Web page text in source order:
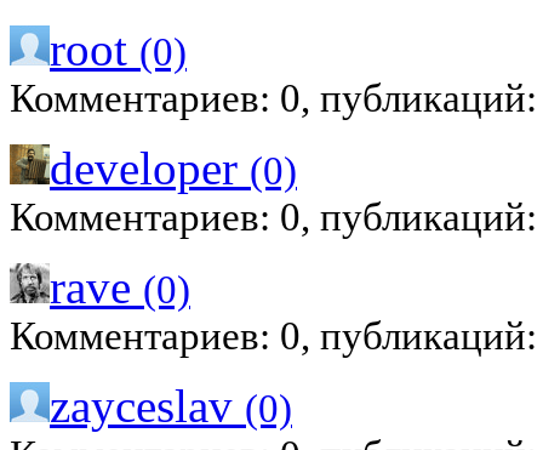
root (0)
Комментариев: 0,
developer (0)
Комментариев: 0,
rave (0)
Комментариев: 0,
zayceslav (0)